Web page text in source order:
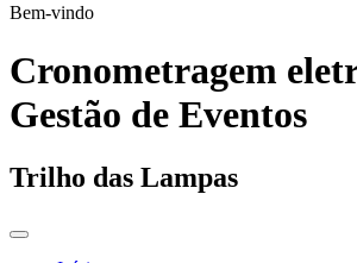
Bem-vindo
Cronometragem
Gestão de Eventos
Trilho das Lampas